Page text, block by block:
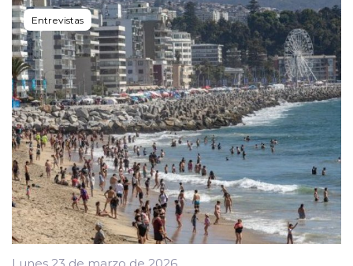
Entrevistas
Lunes 23 de marzo de 2026